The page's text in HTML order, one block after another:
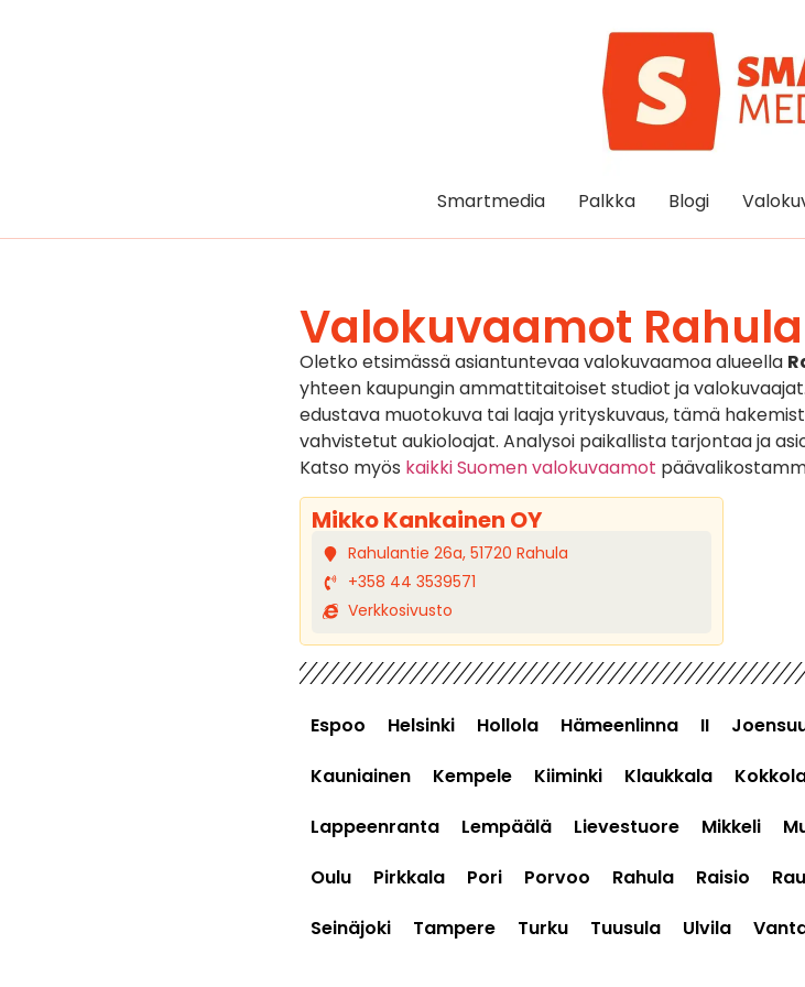
Smartmedia Palkka Blogi
Valokuvaamot Rahula
Oletko etsimässä asiantuntevaa valokuvaamoa alueella
yhteen kaupungin ammattitaitoiset studiot ja
edustava muotokuva tai laaja yrityskuvaus, tämä
vahvistetut aukioloajat. Analysoi paikallista tarjontaa ja
Katso myös kaikki Suomen valokuvaamot
Mikko Kankainen OY
Rahulantie 26a, 51720 Rahula
+358 44 3539571
Verkkosivusto
Espoo Helsinki Hollola Hämeenlinna II
Kauniainen
Kempele Kiiminki Klaukkala
Lappeenranta
Lempäälä Lievestuore Mikkeli
Oulu
Pirkkala Pori Porvoo Rahula Raisio
Seinäjoki
Tampere Turku Tuusula Ulvila